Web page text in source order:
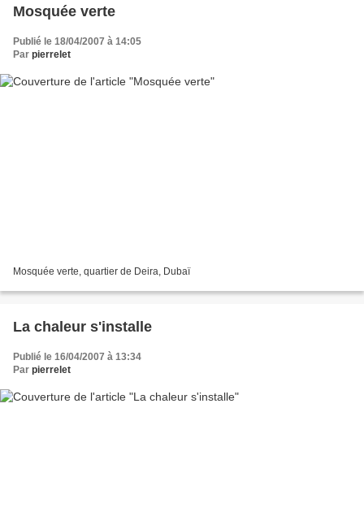
Mosquée verte
Publié le 18/04/2007 à 14:05
Par pierrelet
Mosquée verte, quartier de Deira, Dubaï
La chaleur s'installe
Publié le 16/04/2007 à 13:34
Par pierrelet